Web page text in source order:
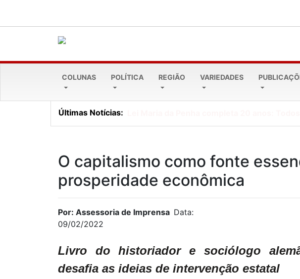
COLUNAS POLÍTICA REGIÃO VARIEDADES
Últimas Notícias:
O capitalismo como fonte
prosperidade econômica
Por: Assessoria de Imprensa Data:
09/02/2022
Livro do historiador e sociólogo
desafia as ideias de intervenção estatal